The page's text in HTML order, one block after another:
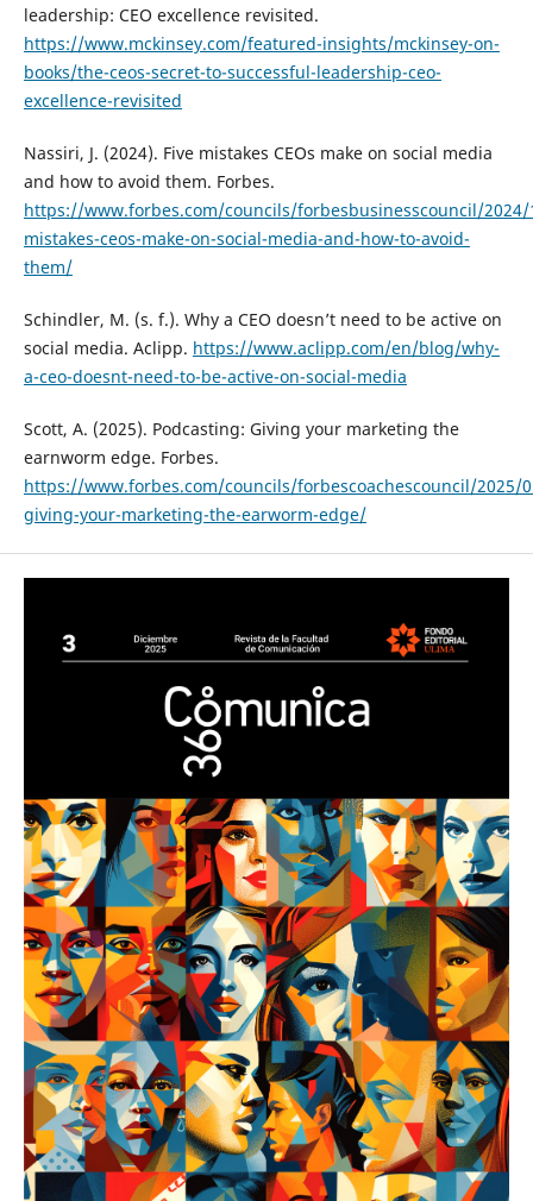
leadership: CEO excellence revisited.
https://www.mckinsey.com/featured-insights/mckinsey-on-
books/the-ceos-secret-to-successful-leadership-ceo-
excellence-revisited
Nassiri, J. (2024). Five mistakes CEOs make on social media
and how to avoid them. Forbes.
https://www.forbes.com/councils/forbesbusinesscouncil/
mistakes-ceos-make-on-social-media-and-how-to-avoid-
them/
Schindler, M. (s. f.). Why a CEO doesn’t need to be active on
social media. Aclipp. https://www.aclipp.com/en/blog/why-
a-ceo-doesnt-need-to-be-active-on-social-media
Scott, A. (2025). Podcasting: Giving your marketing the
earnworm edge. Forbes.
https://www.forbes.com/councils/forbescoachescouncil/2025/
giving-your-marketing-the-earworm-edge/